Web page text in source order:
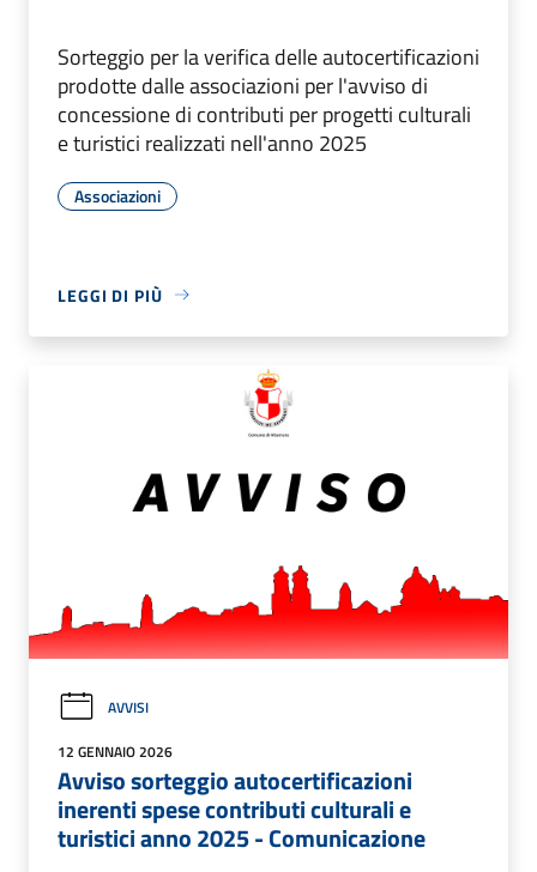
Sorteggio per la verifica delle autocertificazioni
prodotte dalle associazioni per l'avviso di
concessione di contributi per progetti culturali
e turistici realizzati nell'anno 2025
Associazioni
LEGGI DI PIÙ
AVVISI
12 GENNAIO 2026
Avviso sorteggio autocertificazioni
inerenti spese contributi culturali e
turistici anno 2025 - Comunicazione